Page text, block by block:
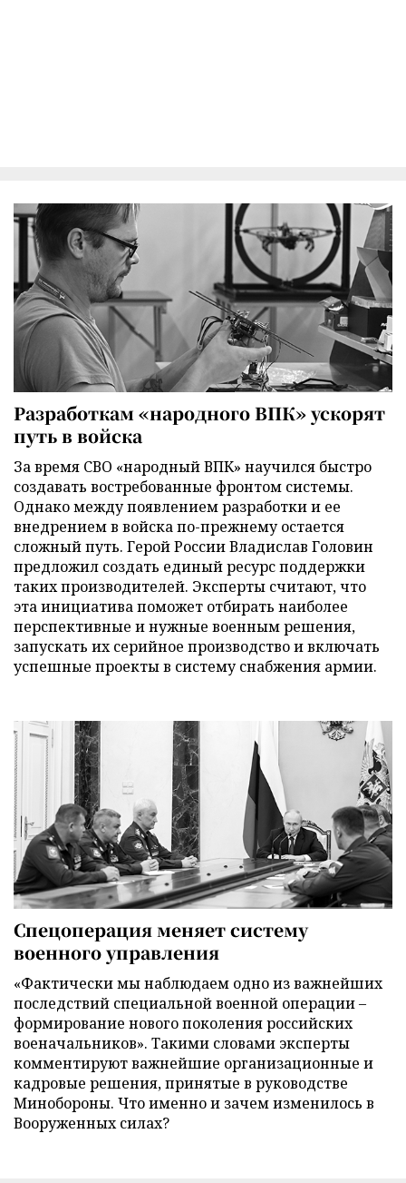
Разработкам «народного ВПК» ускорят
путь в войска
За время СВО «народный ВПК» научился быстро
создавать востребованные фронтом системы.
Однако между появлением разработки и ее
внедрением в войска по-прежнему остается
сложный путь. Герой России Владислав Головин
предложил создать единый ресурс поддержки
таких производителей. Эксперты считают, что
эта инициатива поможет отбирать наиболее
перспективные и нужные военным решения,
запускать их серийное производство и включать
успешные проекты в систему снабжения армии.
Спецоперация меняет систему
военного управления
«Фактически мы наблюдаем одно из важнейших
последствий специальной военной операции –
формирование нового поколения российских
военачальников». Такими словами эксперты
комментируют важнейшие организационные и
кадровые решения, принятые в руководстве
Минобороны. Что именно и зачем изменилось в
Вооруженных силах?